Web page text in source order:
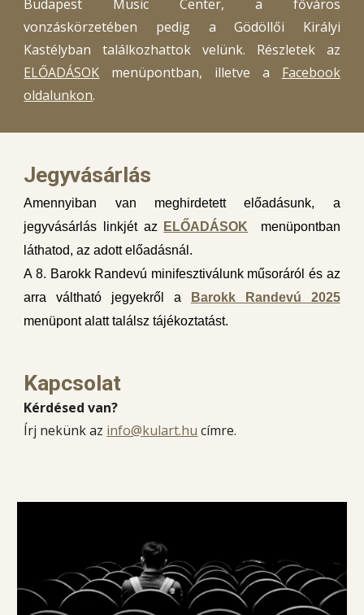
Budapest Music Center, a főváros
vonzáskörzetében pedig a Gödöllői Királyi
Kastélyban találkozhattok velünk. Részletek az
ELŐADÁSOK
menüpontban, illetve a Facebook
oldalunkon.
Jegyvásárlás
Amennyiban van meghirdetett előadásunk, a
jegyvásárlás linkjét az ELŐADÁSOK menüpontban
láthatod, az adott előadásnál.
A 8. Barokk Randevú minifesztiválunk műsoráról és az
arra váltható jegyekről a
Barokk Randevú 2025
menüpont alatt találsz tájékoztatást.
Kapcsolat
Kérdésed van?
Írj nekünk az info@kulart.hu címre.